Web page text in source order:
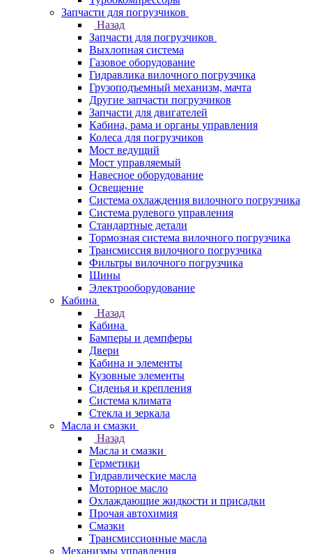
Запчасти для погрузчиков
Назад
Запчасти для погрузчиков
Выхлопная система
Газовое оборудование
Гидравлика вилочного погрузчика
Грузоподъемный механизм, мачта
Другие запчасти погрузчиков
Запчасти для двигателей
Кабина, рама и органы управления
Колеса для погрузчиков
Мост ведущий
Мост управляемый
Навесное оборудование
Освещение
Система охлаждения вилочного погрузчика
Система рулевого управления
Стандартные детали
Тормозная система вилочного погрузчика
Трансмиссия вилочного погрузчика
Фильтры вилочного погрузчика
Шины
Электрооборудование
Кабина
Назад
Кабина
Бамперы и демпферы
Двери
Кабина и элементы
Кузовные элементы
Сиденья и крепления
Система климата
Стекла и зеркала
Масла и смазки
Назад
Масла и смазки
Герметики
Гидравлические масла
Моторное масло
Охлаждающие жидкости и присадки
Прочая автохимия
Смазки
Трансмиссионные масла
Механизмы управления